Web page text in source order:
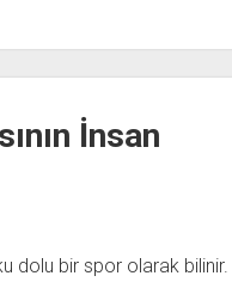
İnsan
dolu bir spor olarak bilinir.